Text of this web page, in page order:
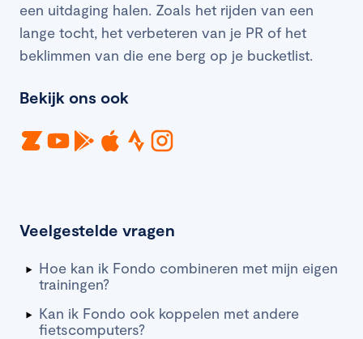
een uitdaging halen. Zoals het rijden van een
lange tocht, het verbeteren van je PR of het
beklimmen van die ene berg op je bucketlist.
Bekijk ons ook
Veelgestelde vragen
Hoe kan ik Fondo combineren met mijn eigen
trainingen?
Kan ik Fondo ook koppelen met andere
fietscomputers?